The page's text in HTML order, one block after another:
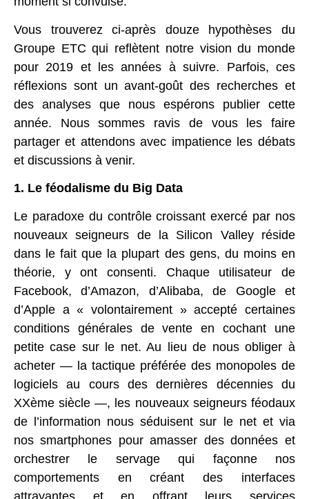
Vous trouverez ci-après douze hypothèses du
Groupe ETC qui reflètent notre vision du monde
pour 2019 et les années à suivre. Parfois, ces
réflexions sont un avant-goût des recherches et
des analyses que nous espérons publier cette
année. Nous sommes ravis de vous les faire
partager et attendons avec impatience les débats
et discussions à venir.
1. Le féodalisme du Big Data
Le paradoxe du contrôle croissant exercé par nos
nouveaux seigneurs de la Silicon Valley réside
dans le fait que la plupart des gens, du moins en
théorie, y ont consenti. Chaque utilisateur de
Facebook, d’Amazon, d’Alibaba, de Google et
d’Apple a « volontairement » accepté certaines
conditions générales de vente en cochant une
petite case sur le net. Au lieu de nous obliger à
acheter — la tactique préférée des monopoles de
logiciels au cours des dernières décennies du
XXème siècle —, les nouveaux seigneurs féodaux
de l’information nous séduisent sur le net et via
nos smartphones pour amasser des données et
orchestrer le servage qui façonne nos
comportements en créant des interfaces
attrayantes et en offrant leurs services